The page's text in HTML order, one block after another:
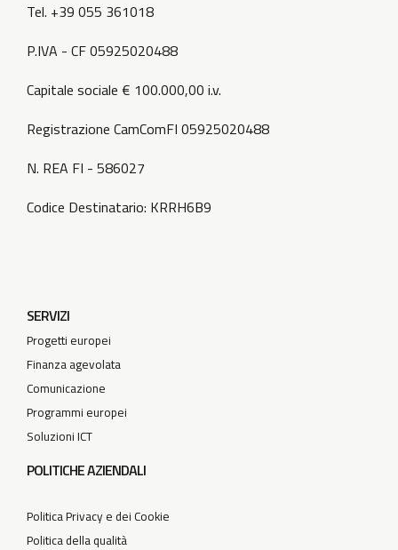
Tel. +39 055 361018
P.IVA - CF 05925020488
Capitale sociale € 100.000,00 i.v.
Registrazione CamComFI 05925020488
N. REA FI - 586027
Codice Destinatario: KRRH6B9
SERVIZI
Progetti europei
Finanza agevolata
Comunicazione
Programmi europei
Soluzioni ICT
POLITICHE AZIENDALI
Politica Privacy e dei Cookie
Politica della qualità